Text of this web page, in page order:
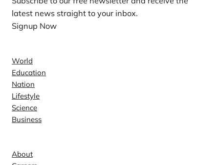
latest news straight to your inbox.
Signup Now
World
Education
Nation
Lifestyle
Science
Business
About